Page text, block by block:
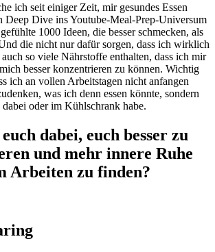
ich seit einiger Zeit, mir gesundes Essen
Deep Dive ins Youtube-Meal-Prep-Universum
1000 Ideen, die besser schmecken, als
die nicht nur dafür sorgen, dass ich wirklich
so viele Nährstoffe enthalten, dass ich mir
besser konzentrieren zu können. Wichtig
ich an vollen Arbeitstagen nicht anfangen
was ich denn essen könnte, sondern
oder im Kühlschrank habe.
dabei, euch besser zu
und mehr innere Ruhe
Arbeiten zu finden?